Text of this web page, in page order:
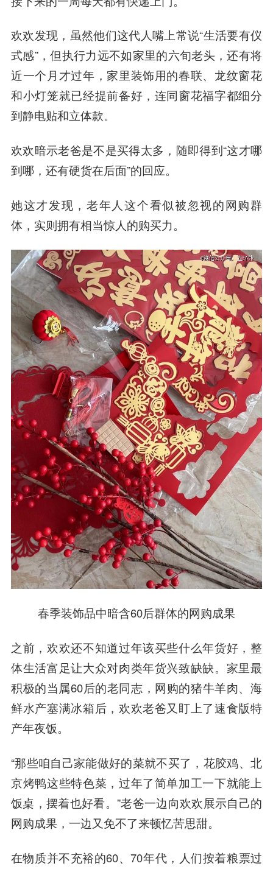
欢欢发现，虽然他们这代人嘴上常说“生活要有仪
式感”，但执行力远不如家里的六旬老头，还有将
近一个月才过年，家里装饰用的春联、龙纹窗花
和小灯笼就已经提前备好，连同窗花福字都细分
到静电贴和立体款。
欢欢暗示老爸是不是买得太多，随即得到“这才哪
到哪，还有硬货在后面”的回应。
她这才发现，老年人这个看似被忽视的网购群
体，实则拥有相当惊人的购买力。
春季装饰品中暗含60后群体的网购成果
之前，欢欢还不知道过年该买些什么年货好，整
体生活富足让大众对肉类年货兴致缺缺。家里最
积极的当属60后的老同志，网购的猪牛羊肉、海
鲜水产塞满冰箱后，欢欢老爸又盯上了速食版特
产年夜饭。
“那些咱自己家能做好的菜就不买了，花胶鸡、北
京烤鸭这些特色菜，过年了简单加工一下就能上
饭桌，摆着也好看。”老爸一边向欢欢展示自己的
网购成果，一边又免不了来顿忆苦思甜。
在物质并不充裕的60、70年代，人们按着粮票过